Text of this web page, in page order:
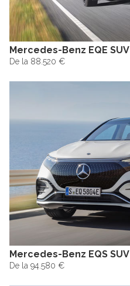
Mercedes-Benz EQE SUV
De la 88.520 €
Mercedes-Benz EQS SUV
De la 94.580 €